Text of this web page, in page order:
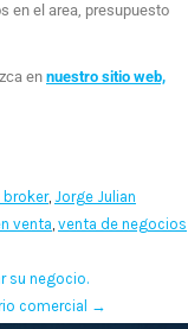
en el area, presupuesto
en nuestro sitio web,
broker, Jorge Julian
venta, venta de negocios
su negocio.
comercial →